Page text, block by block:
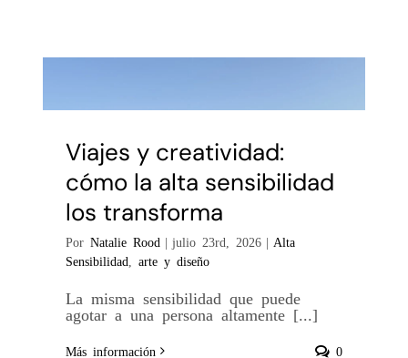
Viajes y creatividad:
cómo la alta sensibilidad
los transforma
Por Natalie Rood | julio 23rd, 2026 | Alta
Sensibilidad
arte y diseño
La misma sensibilidad que puede
agotar a una persona altamente [...]
Más información 0